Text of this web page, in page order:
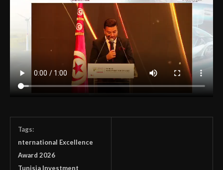
Tags:
nternational Excellence
Award 2026
Tunisia Investment